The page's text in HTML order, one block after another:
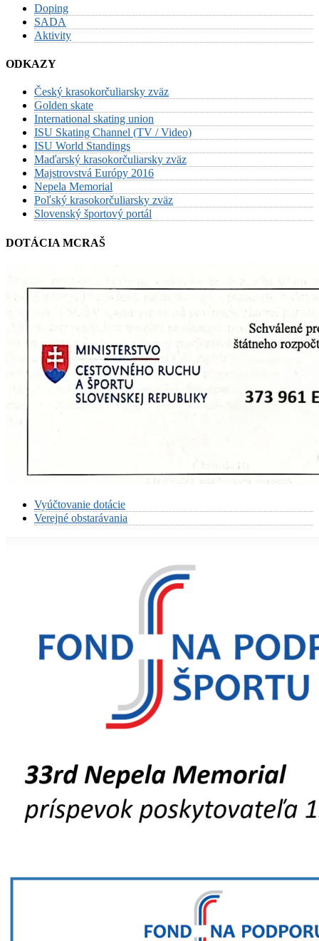
Doping
SADA
Aktivity
ODKAZY
Český krasokorčuliarsky zväz
Golden skate
International skating union
ISU Skating Channel (TV / Video)
ISU World Standings
Maďarský krasokorčuliarsky zväz
Majstrovstvá Európy 2016
Nepela Memorial
Poľský krasokorčuliarsky zväz
Slovenský športový portál
DOTÁCIA MCRAŠ
Vyúčtovanie dotácie
Verejné obstarávania